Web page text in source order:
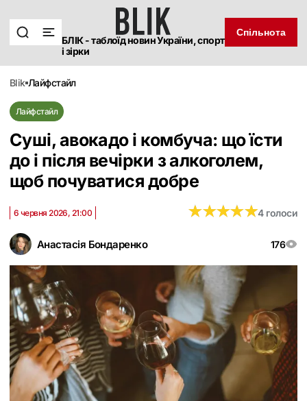
БЛІК - таблоїд новин України, спорт
і зірки
Спільнота
blik лайфстайл
Лайфстайл
Суші, авокадо і комбуча: що їсти
до і після вечірки з алкоголем,
щоб почуватися добре
Анастасія Бондаренко 176
6 червня 2026, 21:00 ★★★★★
★★★★★4 голоси